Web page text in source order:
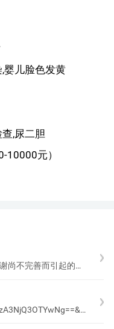
婴儿脸色发黄
,尿二胆
10000元）
新生儿生理性黄疽是指因其胆红素代谢尚不完善而引起的暂时性黄疽，并不是由于某些病理因素所致。据有关统计资料报道，约80%的新生儿出生后2-3天会出现黄疽，但大部分
http://mp.weixin.qq.com/s?__biz=MzA3NjQ3OTYwNg==&mid=402681857&idx=1&sn=81a173a2